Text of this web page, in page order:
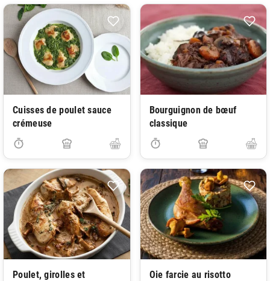
Cuisses de poulet sauce
crémeuse
Bourguignon de bœuf
classique
Poulet, girolles et
Oie farcie au risotto